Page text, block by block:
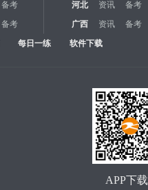
备考 河北 资讯 备考
备考 广西 资讯 备考
每日一练 软件下载
APP下载